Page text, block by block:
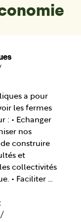
a pour
les fermes
: • Echanger
nos
construire
et
collectivités
• Faciliter …
/